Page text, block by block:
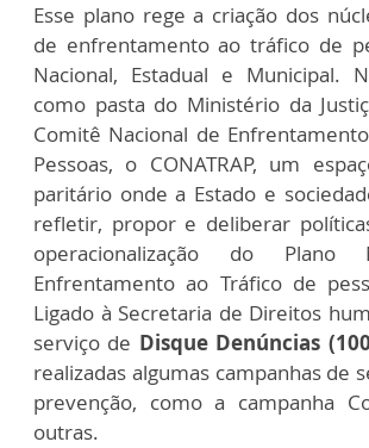
Esse plano rege a criação dos
de enfrentamento ao tráfico de
Nacional, Estadual e Municipal.
como pasta do Ministério da
Comitê Nacional de
Pessoas, o CONATRAP, um
paritário onde a Estado e
refletir, propor e deliberar
operacionalização do Plano
Enfrentamento ao Tráfico de
Ligado à Secretaria de Direitos
serviço de Disque Denúncias
realizadas algumas campanhas de
prevenção, como a campanha
outras.